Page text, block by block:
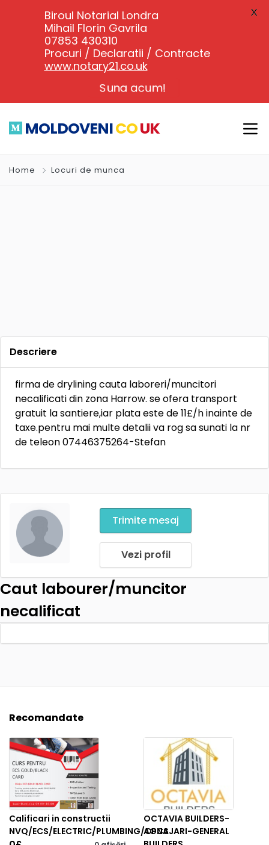
MOLDOVENICOUK
Home Locuri de munca
Descriere
firma de drylining cauta laboreri/muncitori
necalificati din zona Harrow. se ofera transport
gratuit la santiere,iar plata este de 11£/h inainte de
taxe.pentru mai multe detalii va rog sa sunati la nr
de teleon 07446375264-Stefan
Trimite mesaj
Vezi profil
Caut labourer/muncitor
necalificat
Recomandate
Calificari in constructii
NVQ/ECS/ELECTRIC/PLUMBING/CPCS
OCTAVIA BUILDERS-
AGNAJARI-GENERAL
Biroul Notarial Londra
Mihail Florin Gavrila
07853 430310
Procuri / Declaratii / Contracte
www.notary21.co.uk
Suna acum!
X